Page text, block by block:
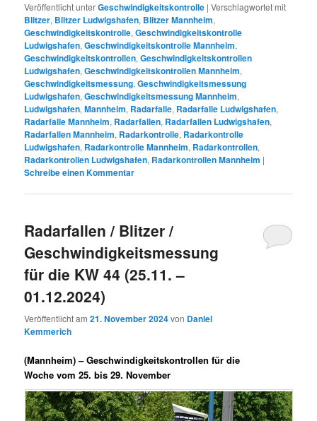
Veröffentlicht unterGeschwindigkeitskontrolle |Verschlagwortet mit
Blitzer, Blitzer Ludwigshafen, Blitzer Mannheim,
Geschwindigkeitskontrolle,Geschwindigkeitskontrolle
Ludwigshafen,Geschwindigkeitskontrolle Mannheim,
Geschwindigkeitskontrollen,Geschwindigkeitskontrollen
Ludwigshafen,Geschwindigkeitskontrollen Mannheim,
Geschwindigkeitsmessung,Geschwindigkeitsmessung
Ludwigshafen,Geschwindigkeitsmessung Mannheim,
Ludwigshafen,Mannheim, Radarfalle, Radarfalle Ludwigshafen,
Radarfalle Mannheim, Radarfallen, Radarfallen Ludwigshafen,
Radarfallen Mannheim, Radarkontrolle, Radarkontrolle
Ludwigshafen, Radarkontrolle Mannheim, Radarkontrollen,
Radarkontrollen Ludwigshafen, Radarkontrollen Mannheim |
Schreibe einen Kommentar
Radarfallen / Blitzer /
Geschwindigkeitsmessung
für die KW 44 (25.11. –
01.12.2024)
Veröffentlicht am21. November 2024von Daniel
Kemmerich
(Mannheim) –Geschwindigkeitskontrollen für die
Woche vom 25. bis 29. November